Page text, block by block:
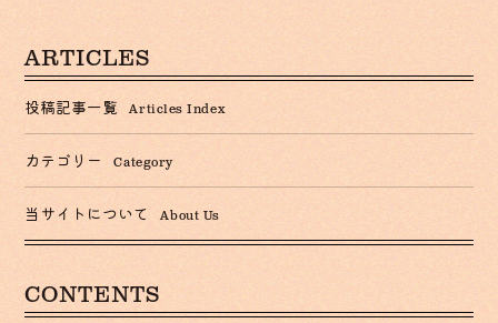
ARTICLES
投稿記事一覧 Articles Index
カテゴリー Category
当サイトについて About Us
CONTENTS